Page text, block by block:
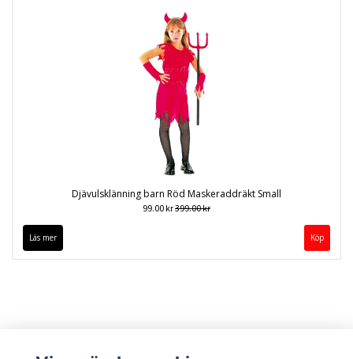
Djävulsklänning barn Röd Maskeraddräkt Small
99.00 kr399.00 kr
Läs mer